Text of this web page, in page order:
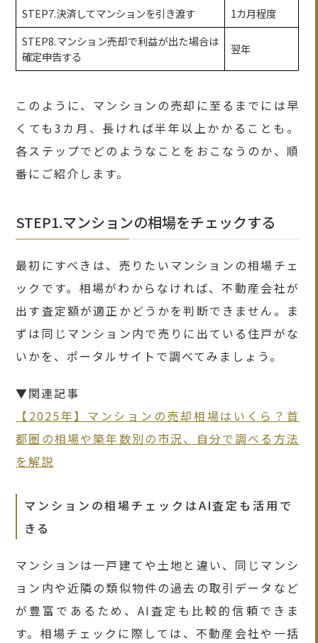
STEP7.決済してマンションを引き渡す
1カ月程度
STEP8.マンション売却で利益が出た場合は
確定申告する
翌年
このように、マンションの売却に至るまでには早
くても3カ月、長ければ半年以上かかることも。
各ステップでどのようなことをおこなうのか、順
番にご紹介します。
STEP1.マンションの相場をチェックする
最初にすべきは、売りたいマンションの相場チェ
ックです。相場がわからなければ、不動産会社が
出す査定額が適正かどうかを判断できません。ま
ずは同じマンション内で売りに出ている住戸がな
いかを、ポータルサイトで調べてみましょう。
▼関連記事
【2025年】マンションの売却相場はいくら？首
都圏の相場や築年数別の市況、自分で調べる方法
を解説
マンションの相場チェックはAI査定も活用で
きる
マンションは一戸建てや土地と違い、同じマンシ
ョン内や近隣の類似物件の過去の取引データなど
が豊富であるため、AI査定も比較的信頼できま
す。相場チェックに際しては、不動産会社や一括